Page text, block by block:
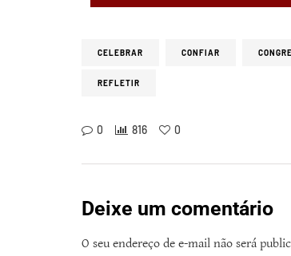
CELEBRAR CONFIAR
REFLETIR
0 816 0
Deixe um comentário
O seu endereço de e-mail não será